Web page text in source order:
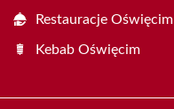
Restauracje Oświęcim
Kebab Oświęcim